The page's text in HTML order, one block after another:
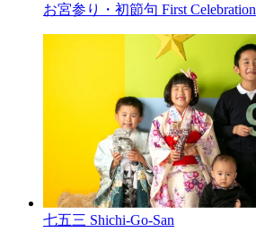
お宮参り・初節句 First Celebration
七五三 Shichi-Go-San